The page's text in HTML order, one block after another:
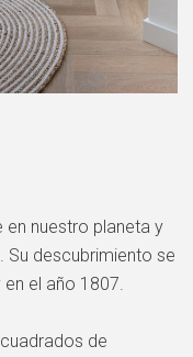
en nuestro planeta y
Su descubrimiento se
en el año 1807.
de